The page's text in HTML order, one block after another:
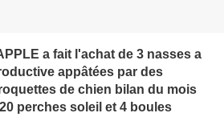
a fait l'achat de 3 nasses a
appâtées par des
de chien bilan du mois
perches soleil et 4 boules